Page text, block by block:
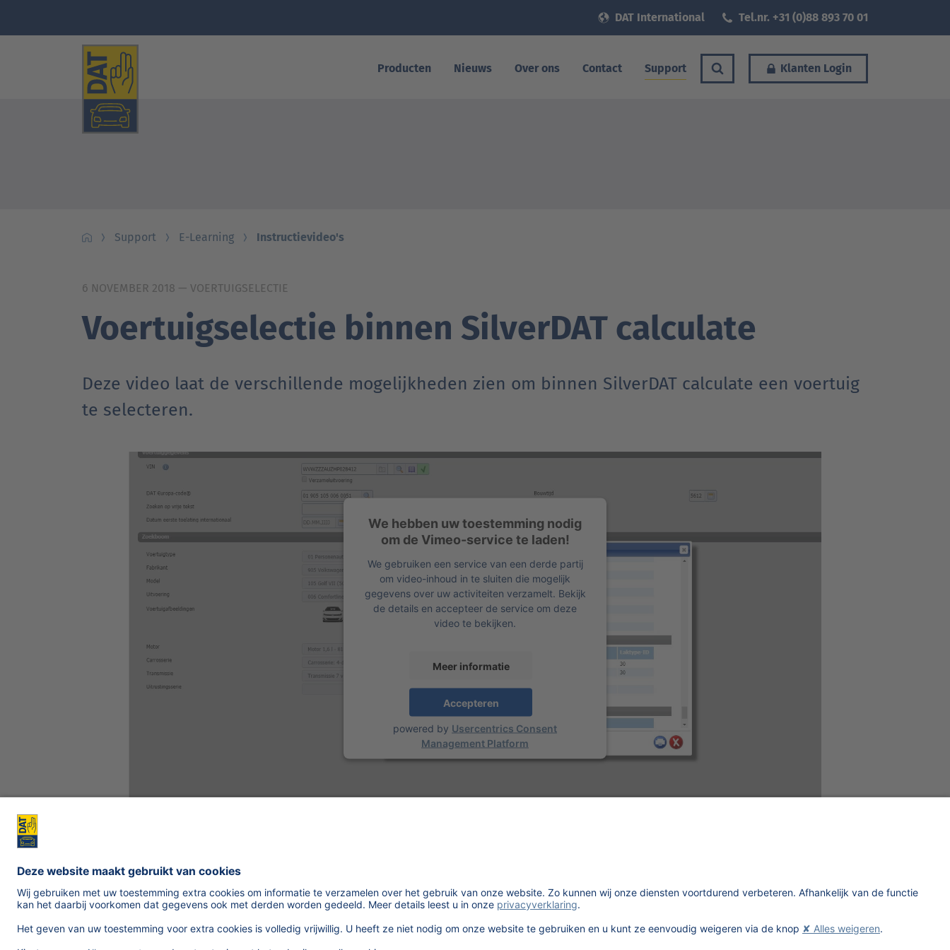
DAT International Tel.nr. +31 (0)88 893 70 01
Producten Nieuws Over ons Contact Support Klanten Login
Support E-Learning Instructievideo's
6 NOVEMBER 2018 — VOERTUIGSELECTIE
Voertuigselectie binnen SilverDAT calculate
Deze video laat de verschillende mogelijkheden zien om binnen SilverDAT calculate een voertuig
te selecteren.
We hebben uw toestemming nodig
om de Vimeo-service te laden!
We gebruiken een service van een derde partij
om video-inhoud in te sluiten die mogelijk
gegevens over uw activiteiten verzamelt. Bekijk
de details en accepteer de service om deze
video te bekijken.
Meer informatie
Accepteren
powered by Usercentrics Consent
Management Platform
Terug